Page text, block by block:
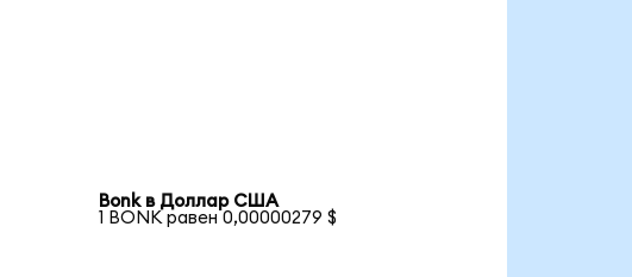
Bonk в Доллар США
1 BONK равен 0,00000279 $